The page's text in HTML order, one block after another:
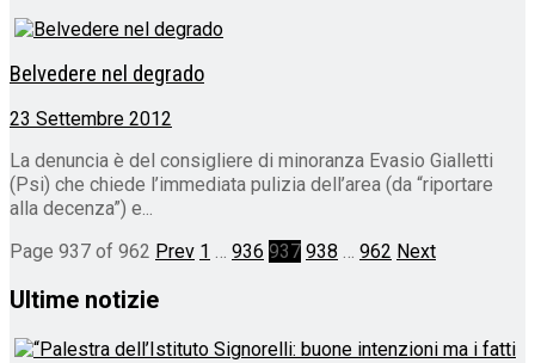
Belvedere nel degrado
23 Settembre 2012
La denuncia è del consigliere di minoranza Evasio Gialletti
(Psi) che chiede l’immediata pulizia dell’area (da “riportare
alla decenza”) e...
Page 937 of 962 Prev 1 936 937 938 962 Next
Ultime notizie